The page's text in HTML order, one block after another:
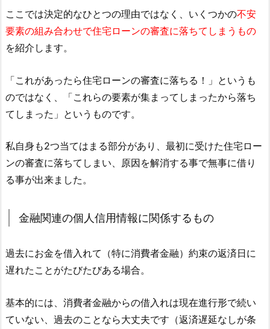
ここでは決定的なひとつの理由ではなく、いくつかの不安
要素の組み合わせで住宅ローンの審査に落ちてしまうもの
を紹介します。
「これがあったら住宅ローンの審査に落ちる！」というも
のではなく、「これらの要素が集まってしまったから落ち
てしまった」というものです。
私自身も2つ当てはまる部分があり、最初に受けた住宅ロー
ンの審査に落ちてしまい、原因を解消する事で無事に借り
る事が出来ました。
金融関連の個人信用情報に関係するもの
過去にお金を借入れて（特に消費者金融）約束の返済日に
遅れたことがたびたびある場合。
基本的には、消費者金融からの借入れは現在進行形で続い
ていない、過去のことなら大丈夫です（返済遅延なしが条